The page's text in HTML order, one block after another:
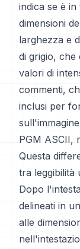
indica se è
dimensioni
larghezza e
di grigio, che
valori di
commenti,
inclusi per
PGM ASCII,
Questa
tra leggibilità
Dopo
delineati in
alle